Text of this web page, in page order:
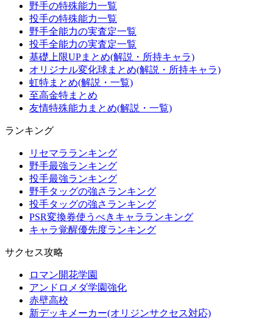
野手の特殊能力一覧
投手の特殊能力一覧
野手全能力の実査定一覧
投手全能力の実査定一覧
基礎上限UPまとめ(解説・所持キャラ)
オリジナル変化球まとめ(解説・所持キャラ)
虹特まとめ(解説・一覧)
至高金特まとめ
友情特殊能力まとめ(解説・一覧)
ランキング
リセマラランキング
野手最強ランキング
投手最強ランキング
野手タッグの強さランキング
投手タッグの強さランキング
PSR変換券使うべきキャラランキング
キャラ覚醒優先度ランキング
サクセス攻略
ロマン開花学園
アンドロメダ学園強化
赤壁高校
新デッキメーカー(オリジンサクセス対応)